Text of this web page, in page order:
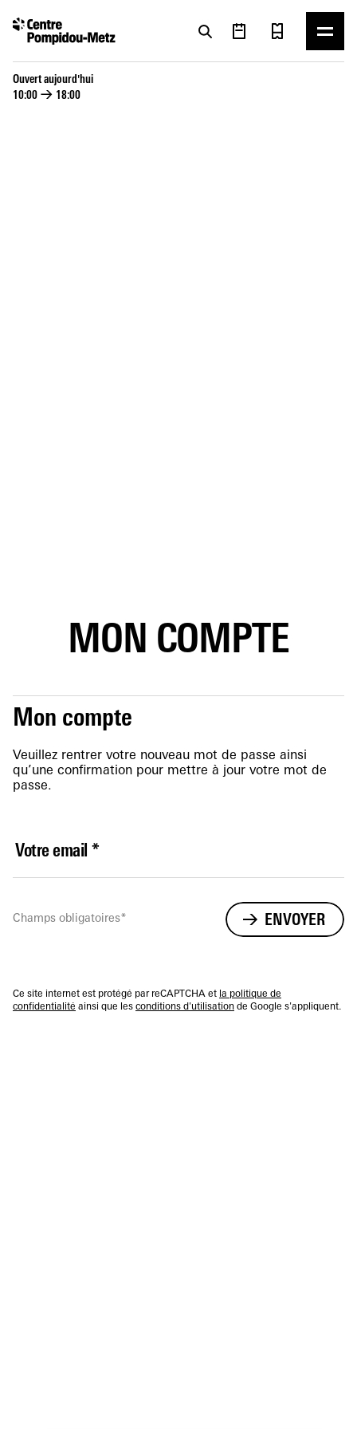
Ouvert aujourd'hui
10:00 → 18:00
MON COMPTE
Mon compte
Veuillez rentrer votre nouveau mot de passe ainsi
qu’une confirmation pour mettre à jour votre mot de
passe.
Votre email *
Champs obligatoires* ENVOYER
Ce site internet est protégé par reCAPTCHA et la politique de
confidentialité ainsi que les conditions d'utilisation de Google s'appliquent.